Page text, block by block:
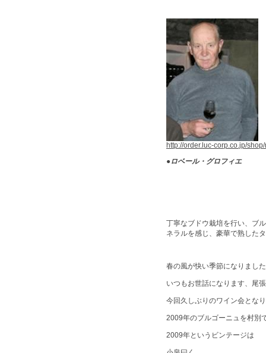
http://order.luc-corp.co.jp/
●ロベール・グロフィエ
丁寧なブドウ栽培を行い、ブ
ネラルを感じ、豪華で熟した
春の風が快い季節になりまし
いつもお世話になります、尾
今回久しぶりのワイン会とな
2009年のブルゴーニュを村別
2009年というビンテージは